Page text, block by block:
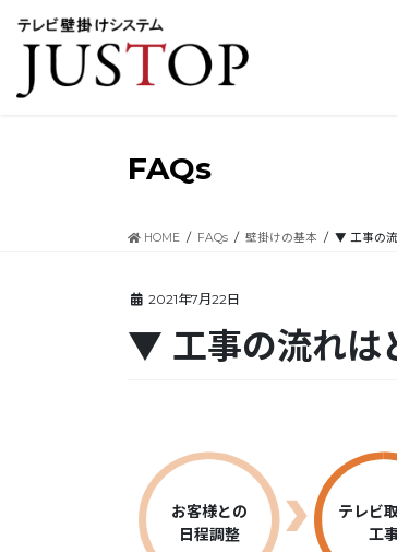
FAQs
HOME FAQs 壁掛けの基本 ▼ 工事の流
2021年7月22日
▼ 工事の流れは
お客様との
日程調整
テレビ
工